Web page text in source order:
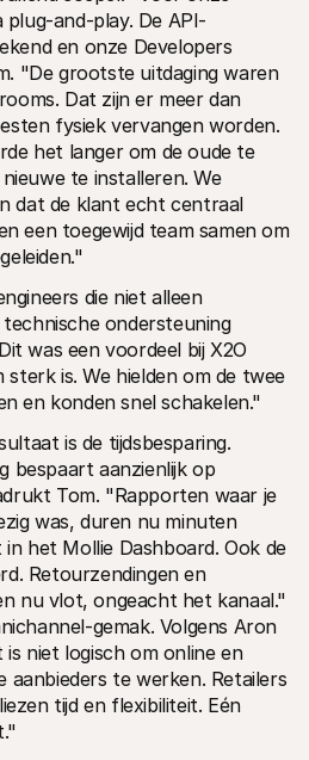
and-play. De API-
en onze Developers
"De grootste uitdaging waren
Dat zijn er meer dan
fysiek vervangen worden.
het langer om de oude te
te installeren. We
dat de klant echt centraal
een toegewijd team samen om
die niet alleen
ondersteuning
was een voordeel bij X2O
is. We hielden om de twee
en konden snel schakelen."
is de tijdsbesparing.
bespaart aanzienlijk op
Tom. "Rapporten waar je
was, duren nu minuten
het Mollie Dashboard. Ook de
Retourzendingen en
nu vlot, ongeacht het kanaal."
gemak. Volgens Aron
niet logisch om online en
aanbieders te werken. Retailers
tijd en flexibiliteit. Eén